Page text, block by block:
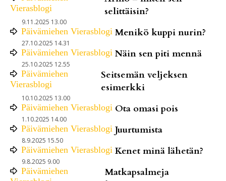
Vierasblogi
selittäisin?
9.11.2025 13.00
Päivämiehen Vierasblogi Menikö kuppi nurin?
27.10.2025 14.31
Päivämiehen Vierasblogi Näin sen piti mennä
25.10.2025 12.55
Päivämiehen
Vierasblogi
Seitsemän veljeksen
esimerkki
10.10.2025 13.00
Päivämiehen Vierasblogi Ota omasi pois
1.10.2025 14.00
Päivämiehen Vierasblogi Juurtumista
8.9.2025 15.50
Päivämiehen Vierasblogi Kenet minä lähetän?
9.8.2025 9.00
Päivämiehen
Matkapsalmeja